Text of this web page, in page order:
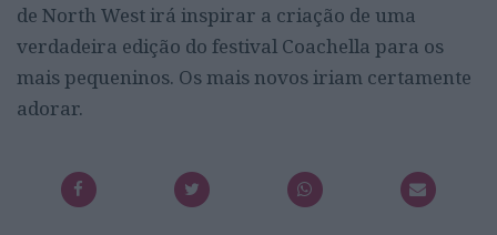
de North West irá inspirar a criação de uma
verdadeira edição do festival Coachella para os
mais pequeninos. Os mais novos iriam certamente
adorar.